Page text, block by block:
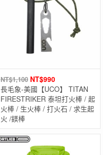
NT$1,100 NT$990
長毛象-美國【UCO】 TITAN
FIRESTRIKER 泰坦打火棒 / 起
火棒 / 生火棒 / 打火石 / 求生起
火 /鎂棒